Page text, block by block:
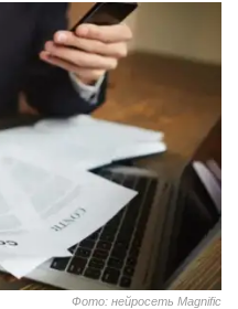
Фото: нейросеть Magnific